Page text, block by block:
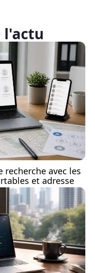
l'actu
avec les
et adresse